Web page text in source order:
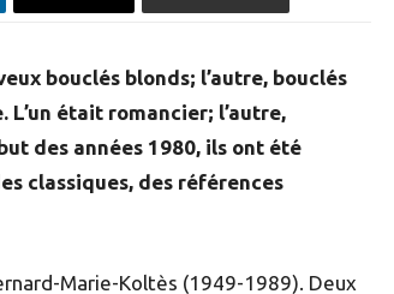
bouclés blonds; l’autre, bouclés
était romancier; l’autre,
des années 1980, ils ont été
classiques, des références
Marie-Koltès (1949-1989). Deux